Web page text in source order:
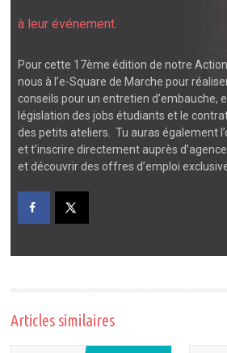
à leur événement.
Pour cette 17ème édition de notre
nous à l’e-Square de Marche pour
conseils pour un entretien d’embauche,
législation des jobs étudiants et le
des petits ateliers. Tu auras également
et t’inscrire directement auprès
et découvrir des offres d’emploi
Articles similaires